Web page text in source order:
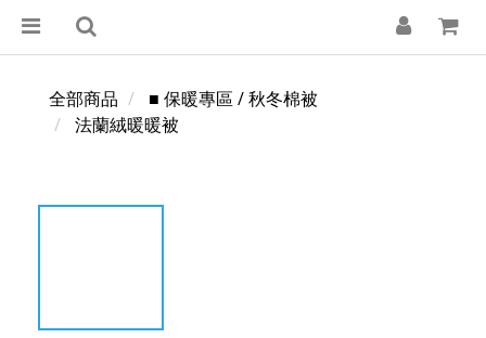
全部商品
■ 保暖專區 / 秋冬棉被
法蘭絨暖暖被